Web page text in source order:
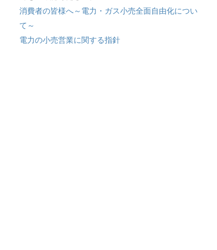
消費者の皆様へ～電力・ガス小売全面自由化につい
て～
電力の小売営業に関する指針